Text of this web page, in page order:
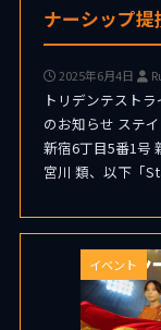
ナーシップ
2025年6月4日
トリデンテスト
のお知らせ ステ
新宿6丁目5番1号
宮川 類、以下「
イベント